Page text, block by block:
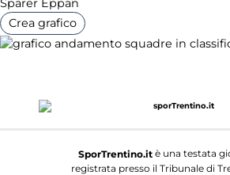
Sparer Eppan
Crea grafico
SporTrentino.itè una testata
registrata presso il Tribunale di